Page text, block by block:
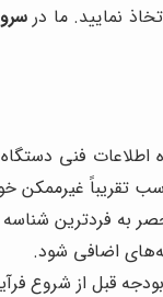
نمایید. ما در
اطلاعات فنی
تقریباً غیرممکن
به فردترین
اضافی شود.